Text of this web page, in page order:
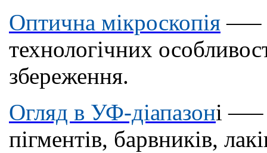
Оптична мікроскопія —–
технологічних
збереження.
Огляд в УФ-діапазоні —
пігментів, барвників,